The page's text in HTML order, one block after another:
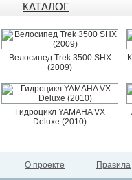
КАТАЛОГ
Велосипед Trek 3500 SHX
(2009)
Гидроцикл YAMAHA VX
Deluxe (2010)
О проекте Правила